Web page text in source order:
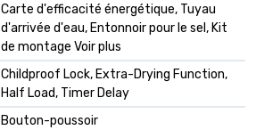
Carte d'efficacité énergétique, Tuyau
d'arrivée d'eau, Entonnoir pour le sel, Kit
de montage Voir plus
Childproof Lock, Extra-Drying Function,
Half Load, Timer Delay
Bouton-poussoir